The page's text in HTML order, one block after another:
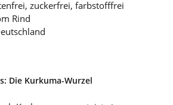
zuckerfrei, farbstofffrei
Rind
Die Kurkuma-Wurzel